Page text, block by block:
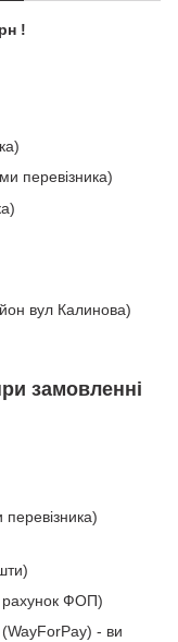
!
перевізника)
вул Калинова)
замовленні
рахунок ФОП)
- ви